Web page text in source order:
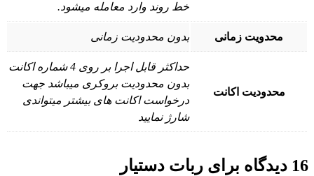
خط روند وارد معامله میشود.
محدویت زمانی بدون محدودیت زمانی
محدودیت اکانت
حداکثر قابل اجرا بر روی 4 شماره اکانت
بدون محدودیت بروکری میباشد جهت
درخواست اکانت های بیشتر میتواندی
شارژ نمایید
16 دیدگاه برای ربات دستیار